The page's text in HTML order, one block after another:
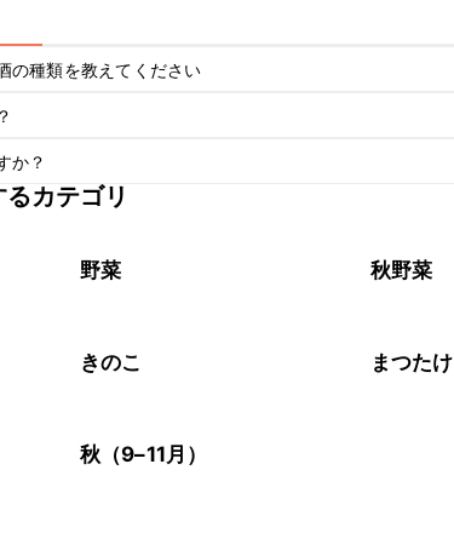
の種類を教えてください
か？
が目安です。なるべくお早めにお召し上がりください。
カテゴリ
野菜 秋野菜
きのこ まつたけ
秋（9–11月）